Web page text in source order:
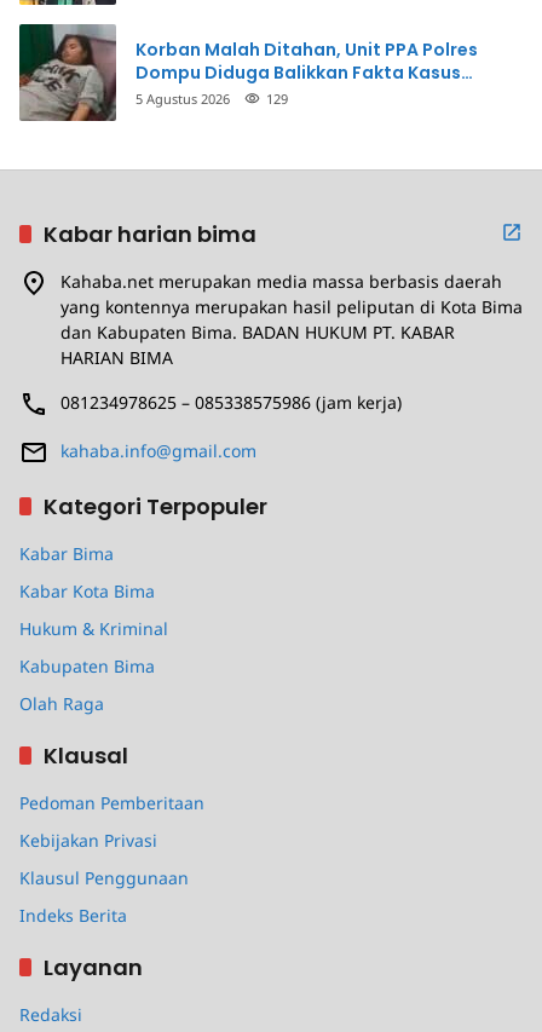
Korban Malah Ditahan, Unit PPA Polres
Dompu Diduga Balikkan Fakta Kasus
Penganiayaan
5 Agustus 2026 129
Kabar harian bima
Kahaba.net merupakan media massa berbasis daerah
yang kontennya merupakan hasil peliputan di Kota Bima
dan Kabupaten Bima. BADAN HUKUM PT. KABAR
HARIAN BIMA
081234978625 – 085338575986 (jam kerja)
kahaba.info@gmail.com
Kategori Terpopuler
Kabar Bima
Kabar Kota Bima
Hukum & Kriminal
Kabupaten Bima
Olah Raga
Klausal
Pedoman Pemberitaan
Kebijakan Privasi
Klausul Penggunaan
Indeks Berita
Layanan
Redaksi